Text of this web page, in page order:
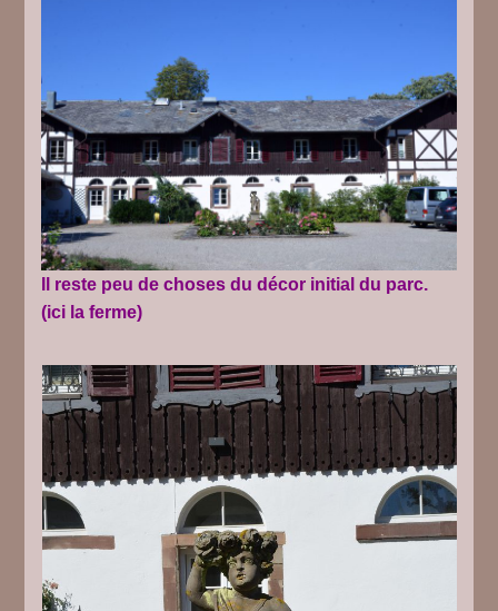
Il reste peu de choses du décor initial du parc.
(ici la ferme)